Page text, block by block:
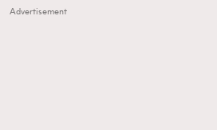
Advertisement